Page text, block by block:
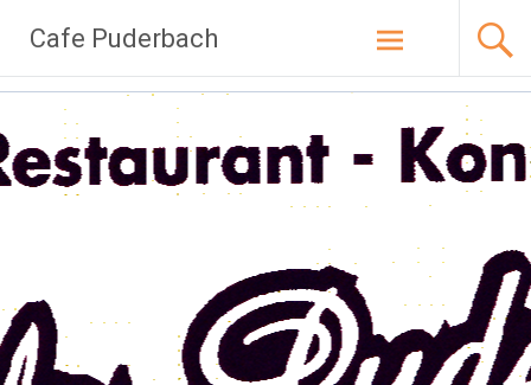
Inhalt
springen
Cafe Puderbach